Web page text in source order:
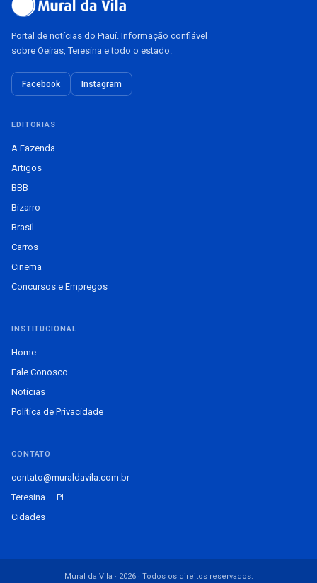
Portal de notícias do Piauí. Informação confiável
sobre Oeiras, Teresina e todo o estado.
Facebook Instagram
EDITORIAS
A Fazenda
Artigos
BBB
Bizarro
Brasil
Carros
Cinema
Concursos e Empregos
INSTITUCIONAL
Home
Fale Conosco
Notícias
Política de Privacidade
CONTATO
contato@muraldavila.com.br
Teresina — PI
Cidades
Mural da Vila · 2026 · Todos os direitos reservados.